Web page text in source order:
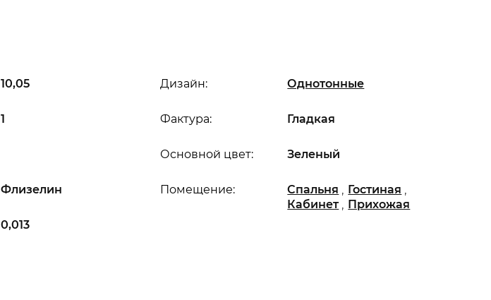
10,05
1
0,013
Основной цвет: Зеленый
Дизайн: Однотонные
Флизелин Помещение: Спальня , Гостиная ,
Кабинет , Прихожая
Фактура: Гладкая